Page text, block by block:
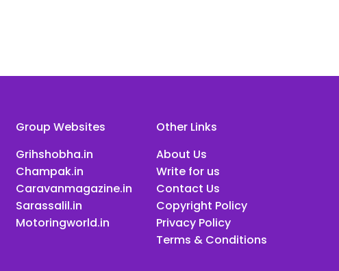
Group Websites
Grihshobha.in
Champak.in
Caravanmagazine.in
Sarassalil.in
Motoringworld.in
Other Links
About Us
Write for us
Contact Us
Copyright Policy
Privacy Policy
Terms & Conditions